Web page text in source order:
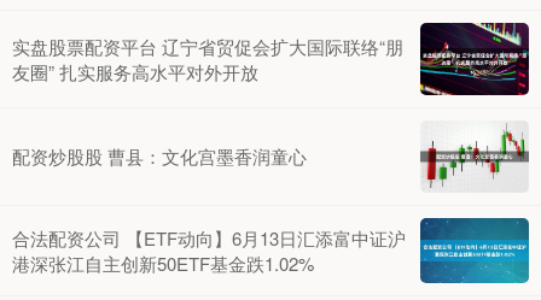
实盘股票配资平台 辽宁省贸促会扩大国际联络“朋
友圈” 扎实服务高水平对外开放
配资炒股股 曹县：文化宫墨香润童心
合法配资公司 【ETF动向】6月13日汇添富中证沪
港深张江自主创新50ETF基金跌1.02%